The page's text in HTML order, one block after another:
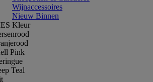
Wijnaccessoires
Nieuw Binnen
Kleur
Pink
Teal